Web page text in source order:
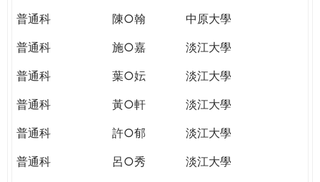
普通科
陳○翰
中原大學
普通科
施○嘉
淡江大學
普通科
葉○妘
淡江大學
普通科
黃○軒
淡江大學
普通科
許○郁
淡江大學
普通科
呂○秀
淡江大學